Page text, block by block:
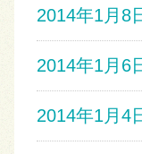
2014年1月8
2014年1月6
2014年1月4